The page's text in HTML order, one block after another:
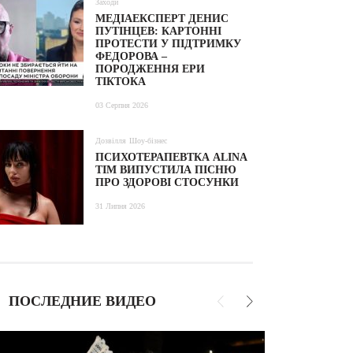
Заходи
МЕДІАЕКСПЕРТ ДЕНИС
ПУТІНЦЕВ: КАРТОННІ
ПРОТЕСТИ У ПІДТРИМКУ
ФЕДОРОВА –
ПОРОДЖЕННЯ ЕРИ
ТІКТОКА
03 Серпня 2026
Дозвілля Шоу-бізнес
ПСИХОТЕРАПЕВТКА ALINA
TIM ВИПУСТИЛА ПІСНЮ
ПРО ЗДОРОВІ СТОСУНКИ
31 Липня 2026
ПОСЛЕДНИЕ ВИДЕО